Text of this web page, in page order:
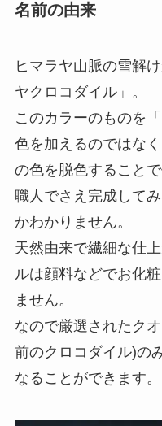
名前の由来
ヒマラヤ山脈の雪解
ヤクロコダイル」。
このカラーのものを
色を加えるのではな
の色を脱色すること
職人でさえ完成して
かわかりません。
天然由来で繊細な仕
ルは顔料などでお化
ません。
なので厳選されたク
前のクロコダイル)の
なることができます。